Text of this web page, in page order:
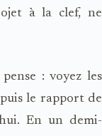
à la clef, ne
: voyez les
puis le rapport de
En un demi-